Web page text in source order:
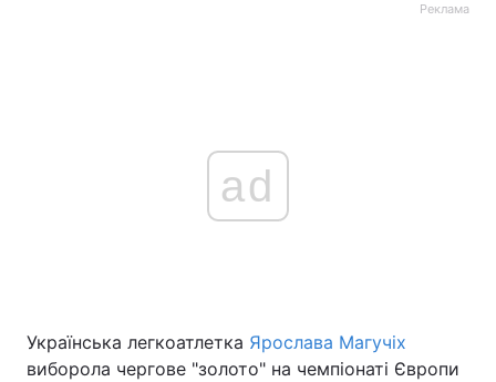
Головна Війна
Реклама
ad
Українська легкоатлетка Ярослава Магучіх
виборола чергове "золото" на чемпіонаті Європи